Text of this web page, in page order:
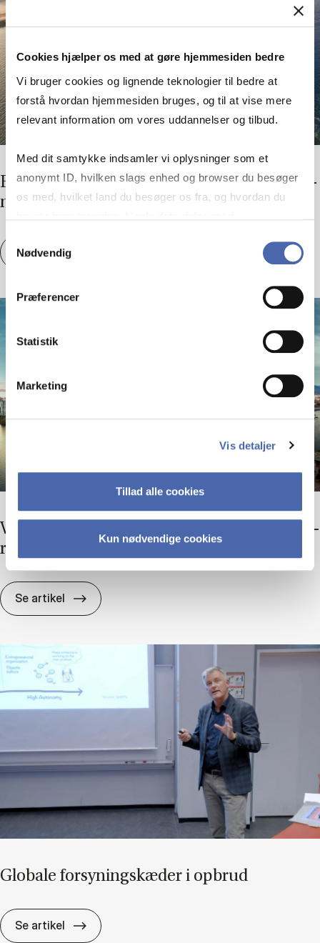
Cookies hjælper os med at gøre hjemmesiden bedre
Vi bruger cookies og lignende teknologier til bedre at
forstå hvordan hjemmesiden bruges, og til at vise mere
relevant information om vores uddannelser og tilbud.
Med dit samtykke indsamler vi oplysninger som et
anonymt ID, hvilken slags enhed og browser du besøger
os med, hvilket land du besøger os fra, og hvordan du
markedsføring. Du bestemmer selv - og kan altid trække
Samtykkevalg
Nødvendig
Præferencer
Statistik
Marketing
Vis detaljer
Tillad alle cookies
Kun nødvendige cookies
Frem­ti­dens le­de­re er vel­be­van­dre­de i for­sy­
nings­kæ­der
Se artikel Frem­ti­dens le­de­re er vel­be­van­dre­de i
Virk­som­he­der skal bli­ve bed­re til at tage de­
res brug­te pro­duk­ter re­tur
Se artikel Virk­som­he­der skal bli­ve bed­re til at tage
Glo­ba­le for­sy­nings­kæ­der i op­brud
Se artikel Glo­ba­le for­sy­nings­kæ­der i op­brud